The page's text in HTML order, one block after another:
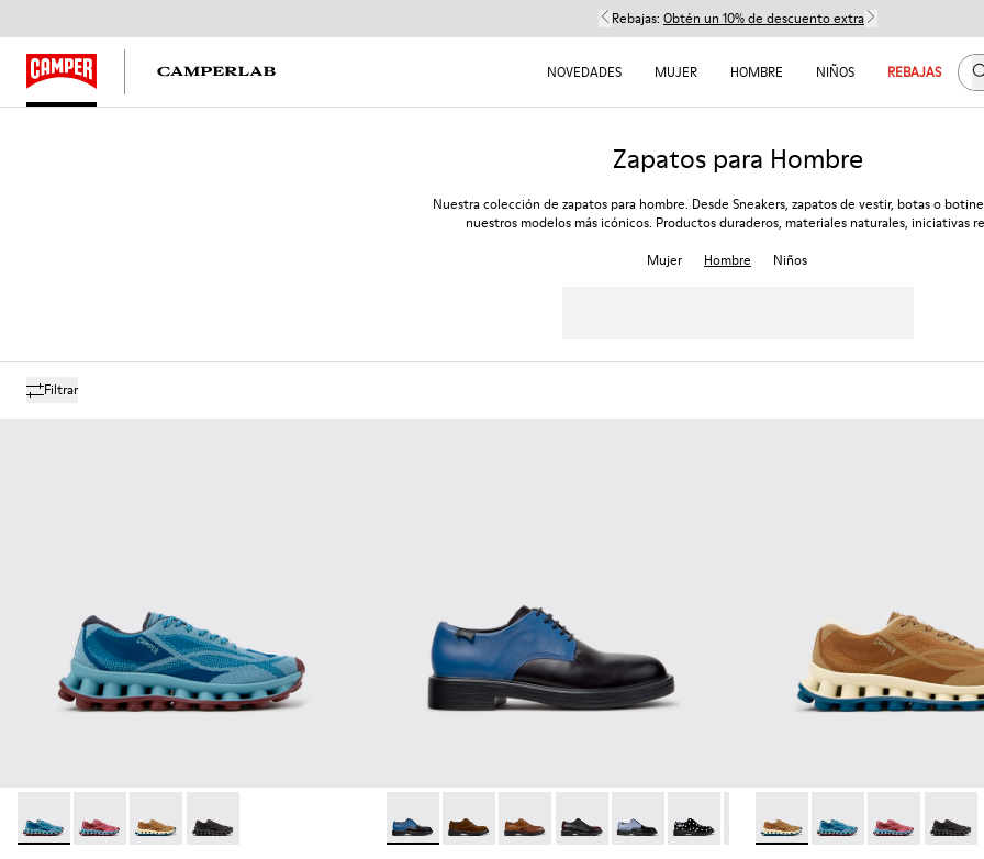
Rebajas: Obtén un 10% de descuento extra
NOVEDADES MUJER HOMBRE NIÑOS REBAJAS
Zapatos para Hombre
Nuestra colección de zapatos para hombre. Desde Sneakers, zapatos de vestir, botas o
nuestros modelos más icónicos. Productos duraderos, materiales naturales, iniciativas
Mujer
Hombre Niños
Filtrar
Pelotissima - K101109-011 - Zapatillas azules de materiales técnicos reciclados para hombre.
Pelotissima - K101109-010
Pelotissima - K101109-007 - Zapatillas marrones de materiales técnicos reciclados para hombre.
Pelotissima - K101109-006 - Zapatillas negras de materiales técnicos reciclados para hombre.
Twins - K100979-026 - Zapatos de piel multicolor para hombre.
Twins - K100979-027
Twins - K100979-025
Twins - K100979-022 - Zapatos de piel negros para
Twins - K100979-016
Twins - K100979-014
Twins - K100979-012
Twins - K100979-011
Twins - K100979-
Twins -
Pelotissima - K101109-007
Pelotissima -Pelotissima -